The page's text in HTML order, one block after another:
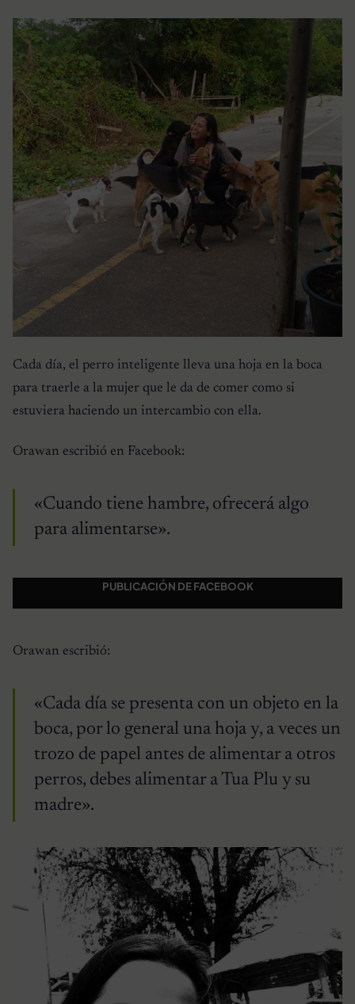
Cada día, el perro inteligente lleva una hoja en la boca
para traerle a la mujer que le da de comer como si
estuviera haciendo un intercambio con ella.
Orawan escribió en Facebook:
«Cuando tiene hambre, ofrecerá algo
para alimentarse».
PUBLICACIÓN DE FACEBOOK
Orawan escribió:
«Cada día se presenta con un objeto en la
boca, por lo general una hoja y, a veces un
trozo de papel antes de alimentar a otros
perros, debes alimentar a Tua Plu y su
madre».